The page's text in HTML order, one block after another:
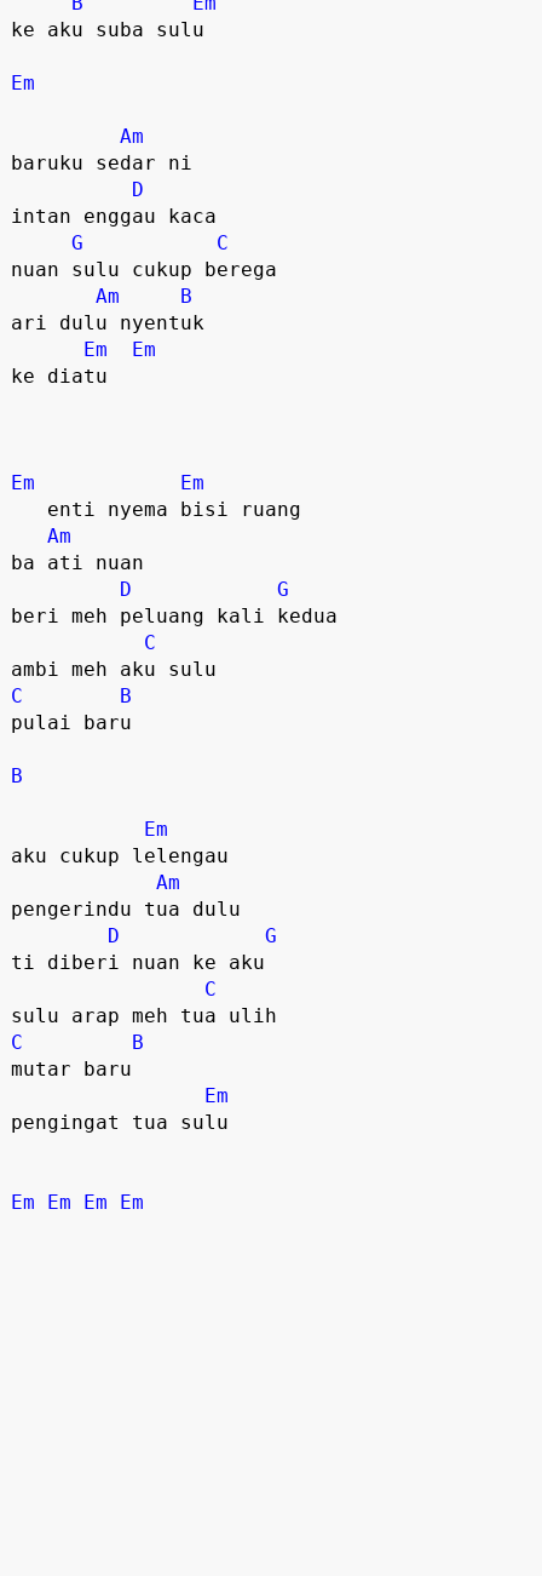
ke aku suba sulu
Em
Am
baruku sedar ni
D
intan enggau kaca
G
C
nuan sulu cukup berega
Am
B
ari dulu nyentuk
Em
Em
ke diatu
Em
Em
Am
ba ati nuan
D
G
beri meh peluang kali kedua
C
C
B
pulai baru
B
Em
aku cukup lelengau
Am
pengerindu tua dulu
D
G
ti diberi nuan ke aku
C
C
B
mutar baru
Em
pengingat tua sulu
Em Em Em Em